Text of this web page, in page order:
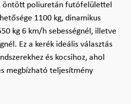
öntött poliuretán futófelülettel
1100 kg, dinamikus
kg 6 km/h sebességnél, illetve
Ez a kerék ideális választás
és kocsihoz, ahol
megbízható teljesítmény